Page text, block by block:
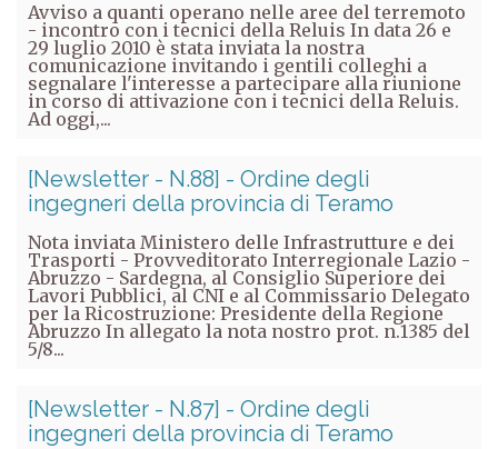
Avviso a quanti operano nelle aree del terremoto
- incontro con i tecnici della Reluis In data 26 e
29 luglio 2010 è stata inviata la nostra
comunicazione invitando i gentili colleghi a
segnalare l'interesse a partecipare alla riunione
in corso di attivazione con i tecnici della Reluis.
Ad oggi,...
[Newsletter - N.88] - Ordine degli
ingegneri della provincia di Teramo
Nota inviata Ministero delle Infrastrutture e dei
Trasporti - Provveditorato Interregionale Lazio -
Abruzzo - Sardegna, al Consiglio Superiore dei
Lavori Pubblici, al CNI e al Commissario Delegato
per la Ricostruzione: Presidente della Regione
Abruzzo In allegato la nota nostro prot. n.1385 del
5/8...
[Newsletter - N.87] - Ordine degli
ingegneri della provincia di Teramo